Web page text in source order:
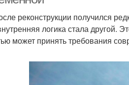
реконструкции получился
логика стала другой.
может принять требования